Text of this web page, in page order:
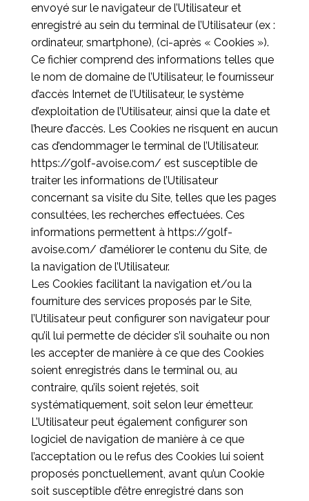
envoyé sur le navigateur de l’Utilisateur et
enregistré au sein du terminal de l’Utilisateur (ex :
ordinateur, smartphone), (ci-après « Cookies »).
Ce fichier comprend des informations telles que
le nom de domaine de l’Utilisateur, le fournisseur
d’accès Internet de l’Utilisateur, le système
d’exploitation de l’Utilisateur, ainsi que la date et
l’heure d’accès. Les Cookies ne risquent en aucun
cas d’endommager le terminal de l’Utilisateur.
https://golf-avoise.com/ est susceptible de
traiter les informations de l’Utilisateur
concernant sa visite du Site, telles que les pages
consultées, les recherches effectuées. Ces
informations permettent à https://golf-
avoise.com/ d’améliorer le contenu du Site, de
la navigation de l’Utilisateur.
Les Cookies facilitant la navigation et/ou la
fourniture des services proposés par le Site,
l’Utilisateur peut configurer son navigateur pour
qu’il lui permette de décider s’il souhaite ou non
les accepter de manière à ce que des Cookies
soient enregistrés dans le terminal ou, au
contraire, qu’ils soient rejetés, soit
systématiquement, soit selon leur émetteur.
L’Utilisateur peut également configurer son
logiciel de navigation de manière à ce que
l’acceptation ou le refus des Cookies lui soient
proposés ponctuellement, avant qu’un Cookie
soit susceptible d’être enregistré dans son